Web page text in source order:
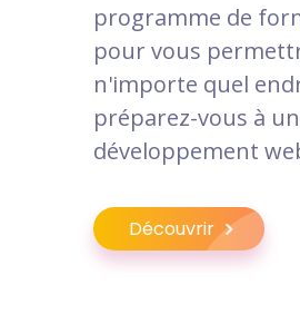
programme de
pour vous
n'importe quel
préparez-vous à
développement
Découvrir